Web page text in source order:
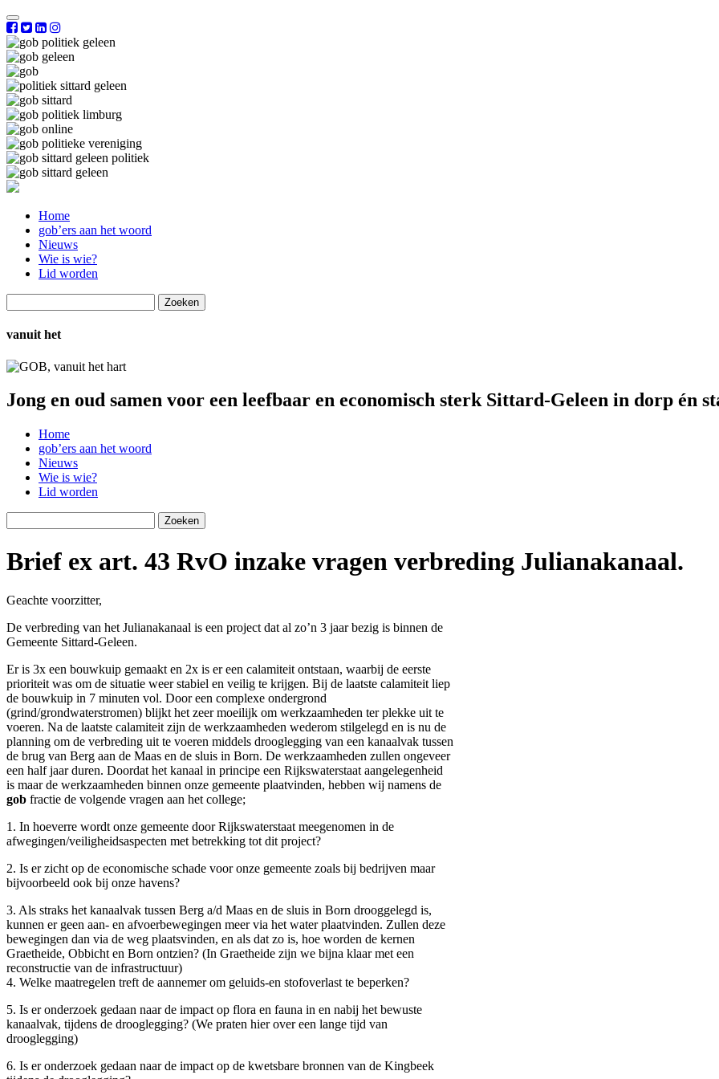
Home
gob’ers aan het woord
Nieuws
Wie is wie?
Lid worden
naar:
vanuit het
Jong en oud samen voor een leefbaar en economisch sterk Sittard-Geleen in dorp én
Home
gob’ers aan het woord
Nieuws
Wie is wie?
Lid worden
naar:
Brief ex art. 43 RvO inzake vragen verbreding Julianakanaal.
Geachte voorzitter,
De verbreding van het Julianakanaal is een project dat al zo’n 3 jaar bezig is binnen de
Gemeente Sittard-Geleen.
Er is 3x een bouwkuip gemaakt en 2x is er een calamiteit ontstaan, waarbij de eerste
prioriteit was om de situatie weer stabiel en veilig te krijgen. Bij de laatste calamiteit liep
de bouwkuip in 7 minuten vol. Door een complexe ondergrond
(grind/grondwaterstromen) blijkt het zeer moeilijk om werkzaamheden ter plekke uit te
voeren. Na de laatste calamiteit zijn de werkzaamheden wederom stilgelegd en is nu de
planning om de verbreding uit te voeren middels drooglegging van een kanaalvak tussen
de brug van Berg aan de Maas en de sluis in Born. De werkzaamheden zullen ongeveer
een half jaar duren. Doordat het kanaal in principe een Rijkswaterstaat aangelegenheid
is maar de werkzaamheden binnen onze gemeente plaatvinden, hebben wij namens de
gob fractie de volgende vragen aan het college;
1. In hoeverre wordt onze gemeente door Rijkswaterstaat meegenomen in de
afwegingen/veiligheidsaspecten met betrekking tot dit project?
2. Is er zicht op de economische schade voor onze gemeente zoals bij bedrijven maar
bijvoorbeeld ook bij onze havens?
3. Als straks het kanaalvak tussen Berg a/d Maas en de sluis in Born drooggelegd is,
kunnen er geen aan- en afvoerbewegingen meer via het water plaatvinden. Zullen deze
bewegingen dan via de weg plaatsvinden, en als dat zo is, hoe worden de kernen
Graetheide, Obbicht en Born ontzien? (In Graetheide zijn we bijna klaar met een
reconstructie van de infrastructuur)
4. Welke maatregelen treft de aannemer om geluids-en stofoverlast te beperken?
5. Is er onderzoek gedaan naar de impact op flora en fauna in en nabij het bewuste
kanaalvak, tijdens de drooglegging? (We praten hier over een lange tijd van
drooglegging)
6. Is er onderzoek gedaan naar de impact op de kwetsbare bronnen van de Kingbeek